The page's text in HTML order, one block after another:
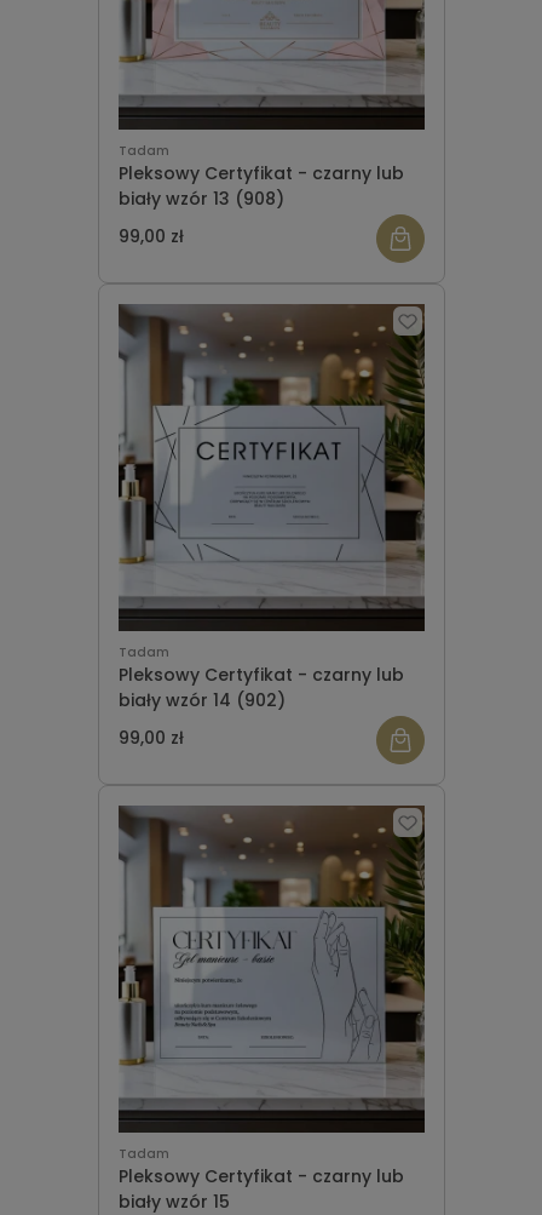
Tadam
Pleksowy Certyfikat - czarny lub
biały wzór 13 (908)
99,00 zł
Tadam
Pleksowy Certyfikat - czarny lub
biały wzór 14 (902)
99,00 zł
Tadam
Pleksowy Certyfikat - czarny lub
biały wzór 15